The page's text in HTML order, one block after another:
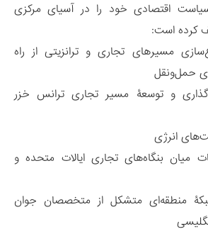
اقتصادی خود را در آسیای مرکزی
کرده است:
مسیرهای تجاری و ترانزیتی از راه
حمل‌ونقل
و توسعۀ مسیر تجاری ترانس خزر
انرژی
میان بنگاه‌های تجاری ایالات متحده و
منطقه‌ای متشکل از متخصصان جوان